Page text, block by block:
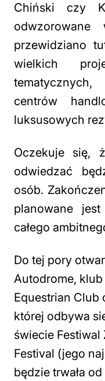
Chiński czy
przewidziano
wielkich
centrów
luksusowych
Oczekuje się,
odwiedzać
osób.
planowane
całego
Do tej pory
Autodrome,
Equestrian Club
której odbywa
świecie
Festival (jego
będzie trwała